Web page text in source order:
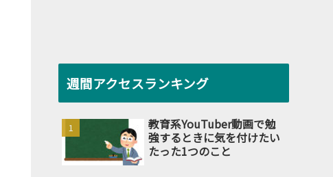
週間アクセスランキング
教育系YouTuber動画で勉
強するときに気を付けたい
たった1つのこと